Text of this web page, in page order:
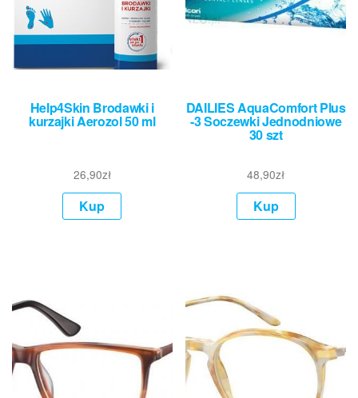
Help4Skin Brodawki i
kurzajki Aerozol 50 ml
26,90zł
Kup
DAILIES AquaComfort Plus
-3 Soczewki Jednodniowe
30 szt
48,90zł
Kup